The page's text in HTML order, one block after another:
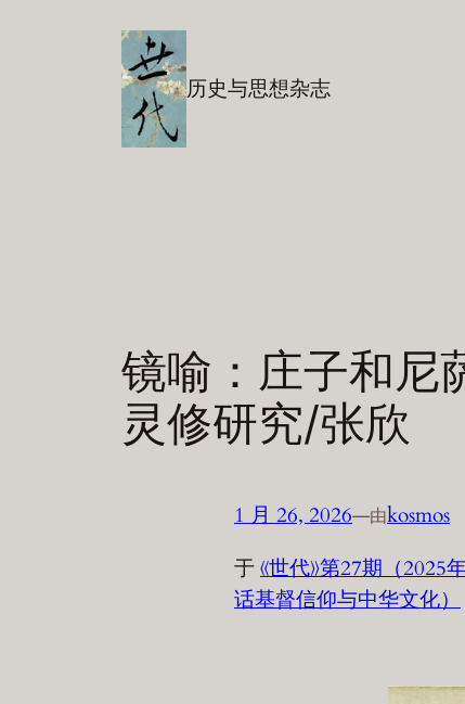
历史与思想杂志
镜喻：庄子和尼
灵修研究/张欣
1 月 26, 2026—由kosmos
于《世代》第27期（
话基督信仰与中华文化）